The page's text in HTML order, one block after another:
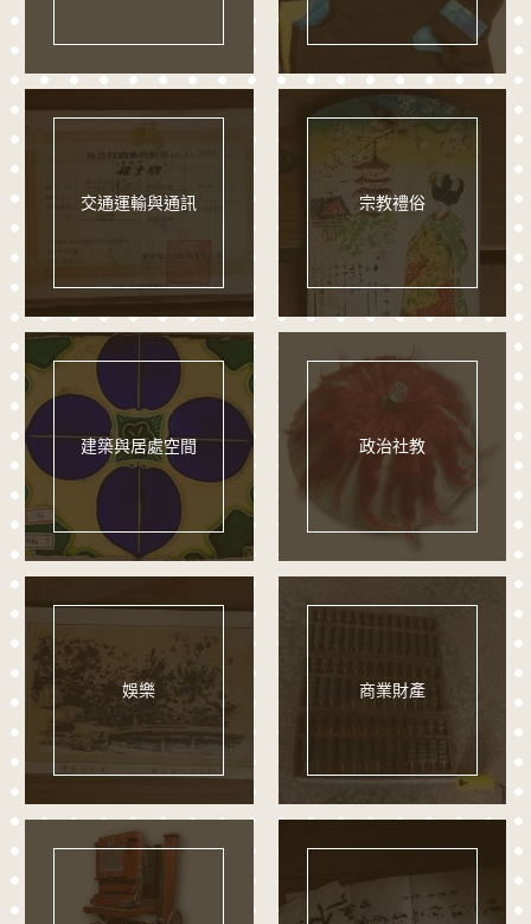
交通運輸與通訊 宗教禮俗
建築與居處空間 政治社教
娛樂 商業財產